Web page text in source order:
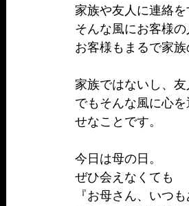
家族や友人に連絡
そんな風にお客様
お客様もまるで家
家族ではないし、
でもそんな風に心
せなことです。
今日は母の日。
ぜひ会えなくても
『お母さん、いつ